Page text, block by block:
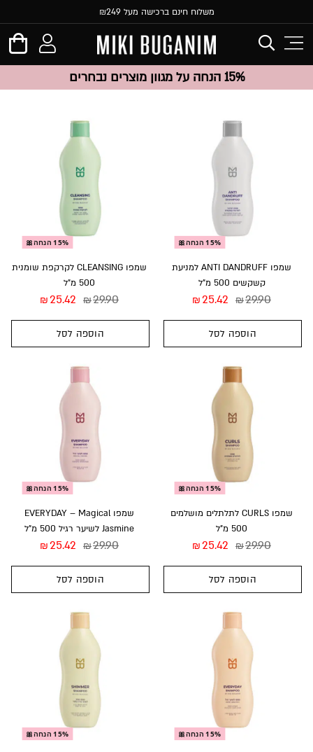
משלוח חינם ברכישה מעל ₪249
15% הנחה על מגוון מוצרים נבחרים
15% הנחה🎀
שמפו ANTI DANDRUFF למניעת
קשקשים 500 מ”ל
₪29.90
₪25.42
הוספה לסל
15% הנחה🎀
שמפו CLEANSING לקרקפת שומנית
500 מ”ל
₪29.90
₪25.42
הוספה לסל
15% הנחה🎀
שמפו CURLS לתלתלים מושלמים
500 מ”ל
₪29.90
₪25.42
הוספה לסל
15% הנחה🎀
שמפו EVERYDAY – Magical
Jasmine לשיער רגיל 500 מ”ל
₪29.90
₪25.42
הוספה לסל
15% הנחה🎀 15% הנחה🎀